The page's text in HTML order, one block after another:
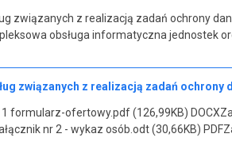
związanych z realizacją zadań ochrony
obsługa informatyczna jednostek
związanych z realizacją zadań
1 formularz-ofertowy.pdf (126,99KB)
nr 2 - wykaz osób.odt (30,66KB)